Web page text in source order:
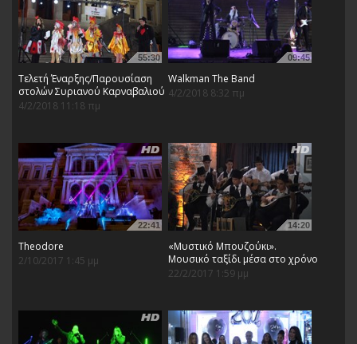
55:30
Τελετή Έναρξης/Παρουσίαση
στολών Συριανού Καρναβαλιού
4/2/2018 11:18 πμ
09:45
Walkman The Band
4/2/2018 8:32 πμ
22:41
Theodore
2/10/2017 1:45 μμ
14:20
«Μυστικό Μπουζούκι».
Μουσικό ταξίδι μέσα στο χρόνο
22/2/2017 1:59 μμ